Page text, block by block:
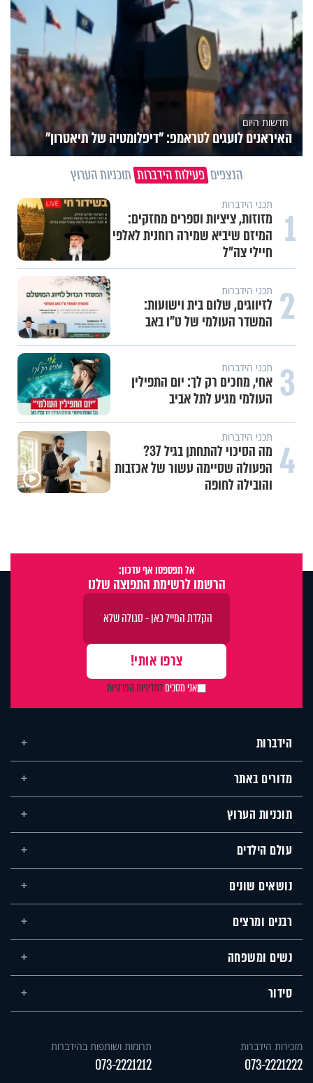
חדשות היום
האיראנים לועגים לטראמפ: "דיפלומטיה של תיאטרון"
הנצפים פעילות הידברות תוכניות הערוץ
1 תכני הידברות
מזוזות, ציציות וספרים מחזקים:
המיזם שיביא שמירה רוחנית לאלפי
חיילי צה"ל
2 תכני הידברות
לזיווגים, שלום בית וישועות:
המשדר העולמי של ט"ו באב
3 תכני הידברות
אחי, מחכים רק לך: יום התפילין
העולמי מגיע לתל אביב
4 תכני הידברות
מה הסיכוי להתחתן בגיל 37?
הפעולה שסיימה עשור של אכזבות
והובילה לחופה
אל תפספסו אף עדכון:
הרשמו לרשימת התפוצה שלנו
אני מסכיםלמדיניות הפרטיות
הידברות
מדורים באתר
תוכניות הערוץ
עולם הילדים
נושאים שונים
רבנים ומרצים
נשים ומשפחה
סידור
מזכירות הידברות
073-2221222
תרומות ושותפות בהידברות
073-2221212